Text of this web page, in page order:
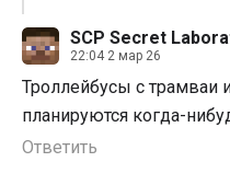
SCP Secret
22:04 2 мар 26
Троллейбусы с
планируются когда-
Ответить